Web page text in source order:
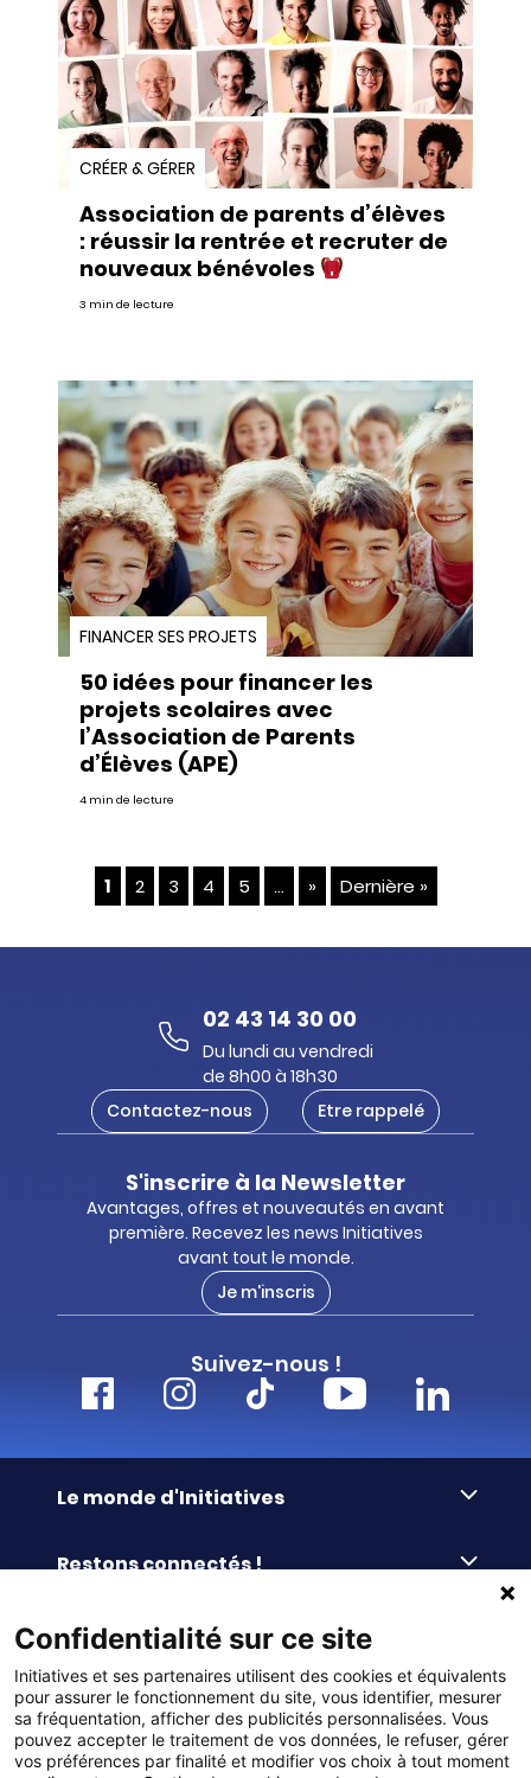
CRÉER & GÉRER
Association de parents d’élèves
: réussir la rentrée et recruter de
nouveaux bénévoles
3 min de lecture
FINANCER SES PROJETS
50 idées pour financer les
projets scolaires avec
l’Association de Parents
d’Élèves (APE)
4 min de lecture
1 2 3 4 5 ... » Dernière »
02 43 14 30 00
Du lundi au vendredi
de 8h00 à 18h30
Contactez-nous
Etre rappelé
S'inscrire à la Newsletter
Avantages, offres et nouveautés en avant
première. Recevez les news Initiatives
avant tout le monde.
Je m'inscris
Suivez-nous !
Le monde d'Initiatives
Le Fond’Actions Initiatives
Enquête de satisfaction
Restons connectés !
Le blog
La newsletter
Commander facilement
Commande par référence
Catalogues à télécharger
Panier
Services & FAQ
Reprise des invendus
Liens pratiques
Confidentialité sur ce site
Initiatives et ses partenaires utilisent des cookies et équivalents
pour assurer le fonctionnement du site, vous identifier, mesurer
sa fréquentation, afficher des publicités personnalisées. Vous
pouvez accepter le traitement de vos données, le refuser, gérer
vos préférences par finalité et modifier vos choix à tout moment